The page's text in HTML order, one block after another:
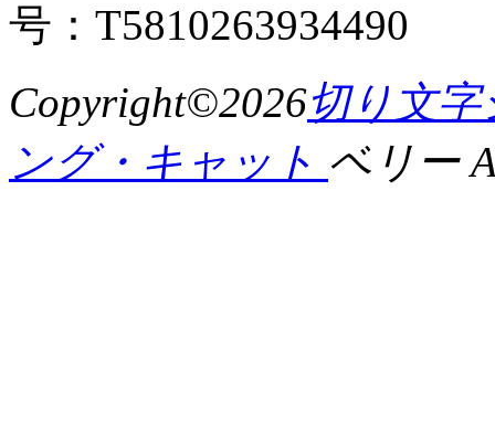
号：T5810263934490
Copyright©2026切り文
ング・キャット ベリー